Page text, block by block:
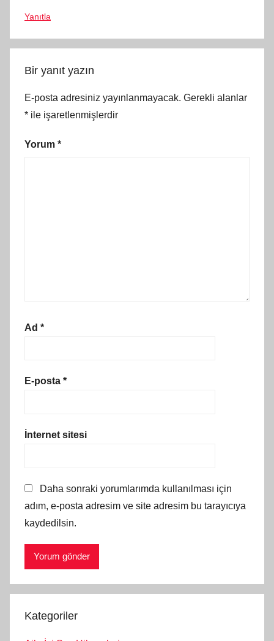
Yanıtla
Bir yanıt yazın
E-posta adresiniz yayınlanmayacak. Gerekli alanlar
* ile işaretlenmişlerdir
Yorum *
Ad *
E-posta *
İnternet sitesi
Daha sonraki yorumlarımda kullanılması için
adım, e-posta adresim ve site adresim bu tarayıcıya
kaydedilsin.
Kategoriler